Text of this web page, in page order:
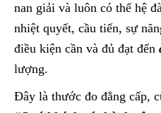
nan giải và luôn có thế hệ
nhiệt quyết, cầu tiến, sự
điều kiện cần và đủ đạt đến
lượng.
Đây là thước đo đẳng cấp,